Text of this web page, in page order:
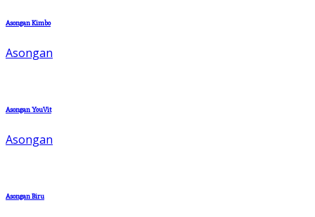
Asongan Kimbo
Asongan
Asongan YouVit
Asongan
Asongan Biru